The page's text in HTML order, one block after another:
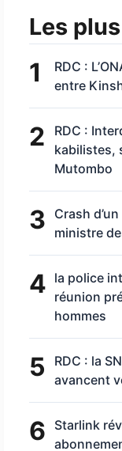
Les
1
RDC :
entre
2
RDC :
kabilistes,
Mutombo
3
Crash
ministre
4 la police
réunion
hommes
5
RDC : la
avancent
6
Starlink